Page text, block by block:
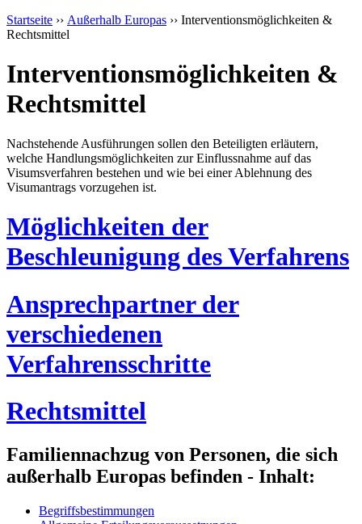
Startseite ›› Außerhalb Europas ›› Interventionsmöglichkeiten &
Rechtsmittel
Interventionsmöglichkeiten &
Rechtsmittel
Nachstehende Ausführungen sollen den Beteiligten erläutern,
welche Handlungsmöglichkeiten zur Einflussnahme auf das
Visumsverfahren bestehen und wie bei einer Ablehnung des
Visumantrags vorzugehen ist.
Möglichkeiten der
Beschleunigung des Verfahrens
Ansprechpartner der
verschiedenen
Verfahrensschritte
Rechtsmittel
Familiennachzug von Personen, die sich
außerhalb Europas befinden - Inhalt:
Begriffsbestimmungen